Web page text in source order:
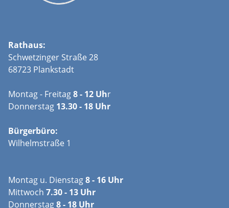
Rathaus:
Schwetzinger Straße 28
68723 Plankstadt
Montag - Freitag8 - 12 Uhr
Donnerstag 13.30 - 18 Uhr
Bürgerbüro:
Wilhelmstraße 1
Montag u. Dienstag8 - 16 Uhr
Mittwoch 7.30 - 13 Uhr
Donnerstag8 - 18 Uhr